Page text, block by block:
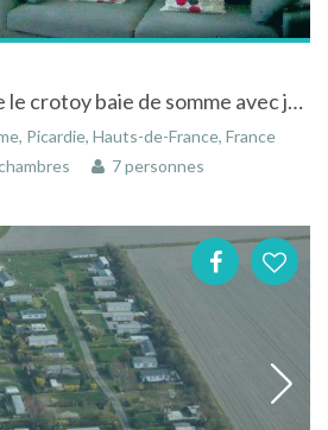
Appartement centre le crotoy baie de somme avec jardin et parking
Picardie, Hauts-de-France, France
7 personnes